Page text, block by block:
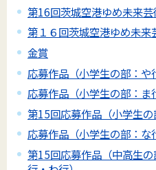
第16回茨城空港ゆめ未来
第１６回茨城空港ゆめ未来
金賞
応募作品（小学生の部：や
応募作品（小学生の部：ま
第15回応募作品（小学生の
応募作品（小学生の部：な
第15回応募作品（中高生